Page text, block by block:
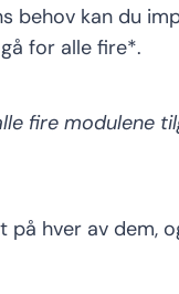
behov kan du
for alle fire*.
firemodulene
på hver av dem,